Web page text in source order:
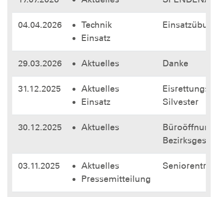
04.04.2026
Technik
Einsatz
29.03.2026 Aktuelles Danke
31.12.2025
Aktuelles
Einsatz
Silvester
30.12.2025 Aktuelles
03.11.2025
Aktuelles
Pressemitteilung